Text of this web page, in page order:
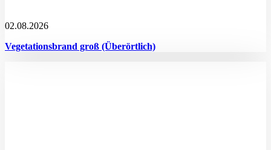
02.08.2026
Vegetationsbrand groß (Überörtlich)